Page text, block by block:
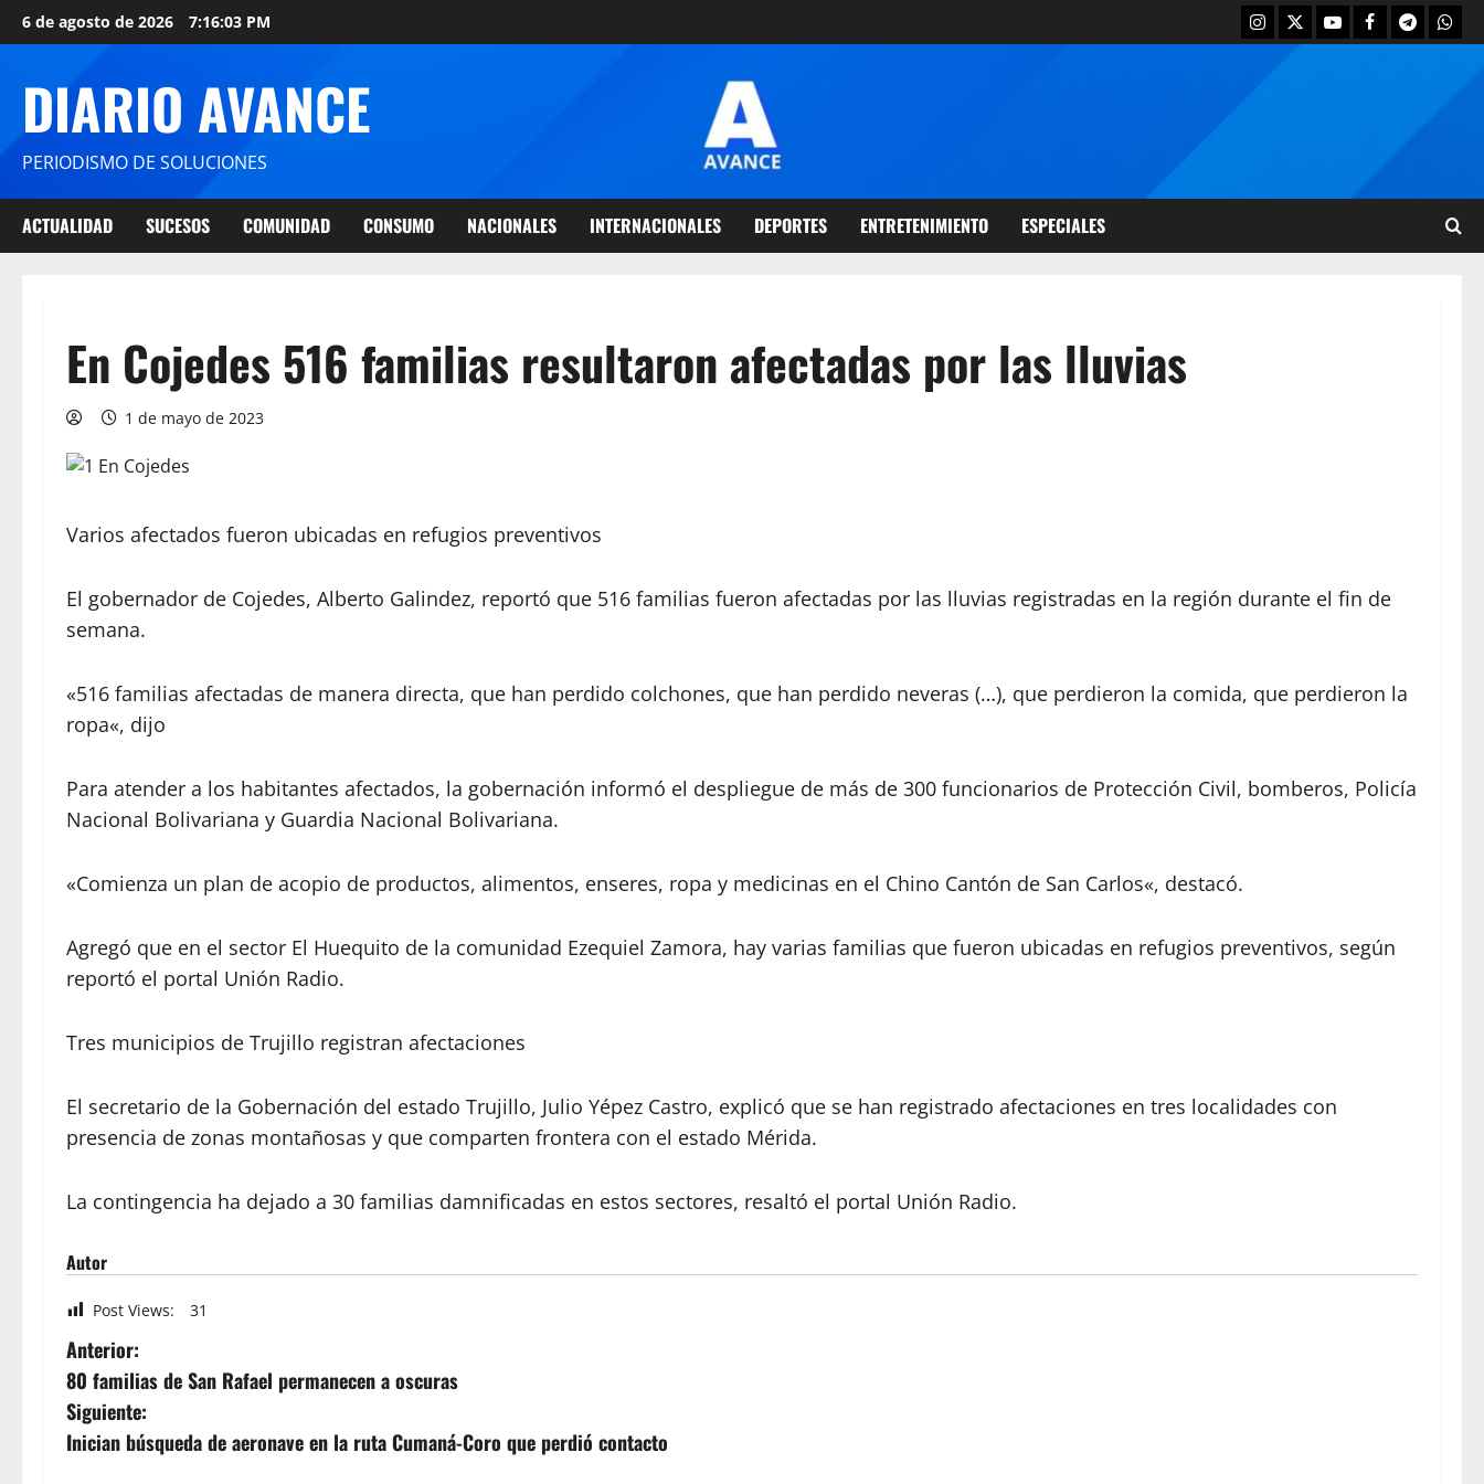
6 de agosto de 2026 7:16:03 PM
DIARIO AVANCE
PERIODISMO DE SOLUCIONES
ACTUALIDAD SUCESOS COMUNIDAD CONSUMO NACIONALES INTERNACIONALES DEPORTES ENTRETENIMIENTO ESPECIALES
En Cojedes 516 familias resultaron afectadas por las lluvias
1 de mayo de 2023
Varios afectados fueron ubicadas en refugios preventivos
El gobernador de Cojedes, Alberto Galindez, reportó que 516 familias fueron afectadas por las lluvias registradas en la región durante el fin de
semana.
«516 familias afectadas de manera directa, que han perdido colchones, que han perdido neveras (…), que perdieron la comida, que perdieron la
ropa«, dijo
Para atender a los habitantes afectados, la gobernación informó el despliegue de más de 300 funcionarios de Protección Civil, bomberos, Policía
Nacional Bolivariana y Guardia Nacional Bolivariana.
«Comienza un plan de acopio de productos, alimentos, enseres, ropa y medicinas en el Chino Cantón de San Carlos«, destacó.
Agregó que en el sector El Huequito de la comunidad Ezequiel Zamora, hay varias familias que fueron ubicadas en refugios preventivos, según
reportó el portal Unión Radio.
Tres municipios de Trujillo registran afectaciones
El secretario de la Gobernación del estado Trujillo, Julio Yépez Castro, explicó que se han registrado afectaciones en tres localidades con
presencia de zonas montañosas y que comparten frontera con el estado Mérida.
La contingencia ha dejado a 30 familias damnificadas en estos sectores, resaltó el portal Unión Radio.
Autor
Post Views: 31
Anterior:
80 familias de San Rafael permanecen a oscuras
Siguiente:
Inician búsqueda de aeronave en la ruta Cumaná-Coro que perdió contacto